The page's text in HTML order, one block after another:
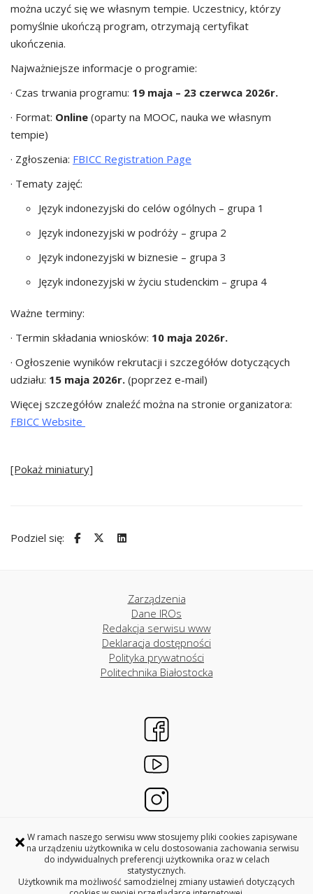
× W ramach naszego serwisu www stosujemy pliki cookies zapisywane
na urządzeniu użytkownika w celu dostosowania zachowania serwisu
do indywidualnych preferencji użytkownika oraz w celach
statystycznych.
Użytkownik ma możliwość samodzielnej zmiany ustawień dotyczących
można uczyć się we własnym tempie. Uczestnicy, którzy
pomyślnie ukończą program, otrzymają certyfikat
ukończenia.
Najważniejsze informacje o programie:
· Czas trwania programu: 19 maja – 23 czerwca 2026r.
· Format: Online (oparty na MOOC, nauka we własnym
tempie)
· Zgłoszenia: FBICC Registration Page
· Tematy zajęć:
Język indonezyjski do celów ogólnych – grupa 1
Język indonezyjski w podróży – grupa 2
Język indonezyjski w biznesie – grupa 3
Język indonezyjski w życiu studenckim – grupa 4
Ważne terminy:
· Termin składania wniosków: 10 maja 2026r.
· Ogłoszenie wyników rekrutacji i szczegółów dotyczących
udziału: 15 maja 2026r. (poprzez e-mail)
Więcej szczegółów znaleźć można na stronie organizatora:
FBICC Website
[Pokaż miniatury]
Podziel się:
Zarządzenia
Dane IROs
Redakcja serwisu www
Deklaracja dostępności
Polityka prywatności
Politechnika Białostocka
DZIAŁY WSPÓŁPRACY MIĘDZYNARODOWEJ
POLITECHNIKA BIAŁOSTOCKA
ul. Wiejska 45A